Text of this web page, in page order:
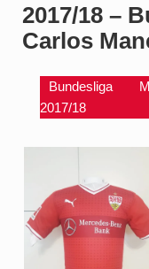
2017/18 –
Carlos
Bundesliga
2017/18